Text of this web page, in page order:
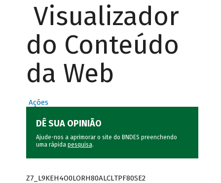
Visualizador
do Conteúdo
da Web
Ações
DÊ SUA OPINIÃO
Ajude-nos a aprimorar o site do BNDES preenchendo
uma rápida pesquisa.
Z7_L9KEH4O0LORH80ALCLTPF80SE2